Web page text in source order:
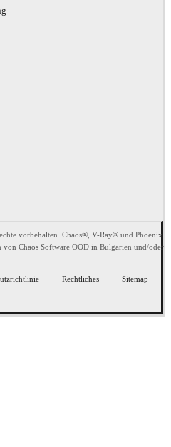
vorbehalten. Chaos®, V-Ray® und Phoenix
von Chaos Software OOD in Bulgarien und/oder
Rechtliches Sitemap